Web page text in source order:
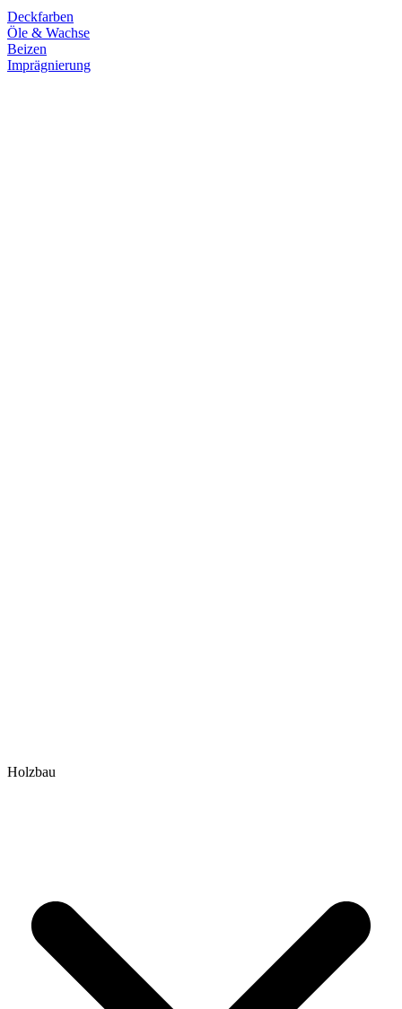
Deckfarben
Öle & Wachse
Beizen
Imprägnierung
Holzbau